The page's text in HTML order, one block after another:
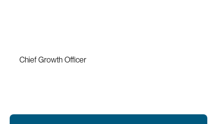
Chief Growth Officer